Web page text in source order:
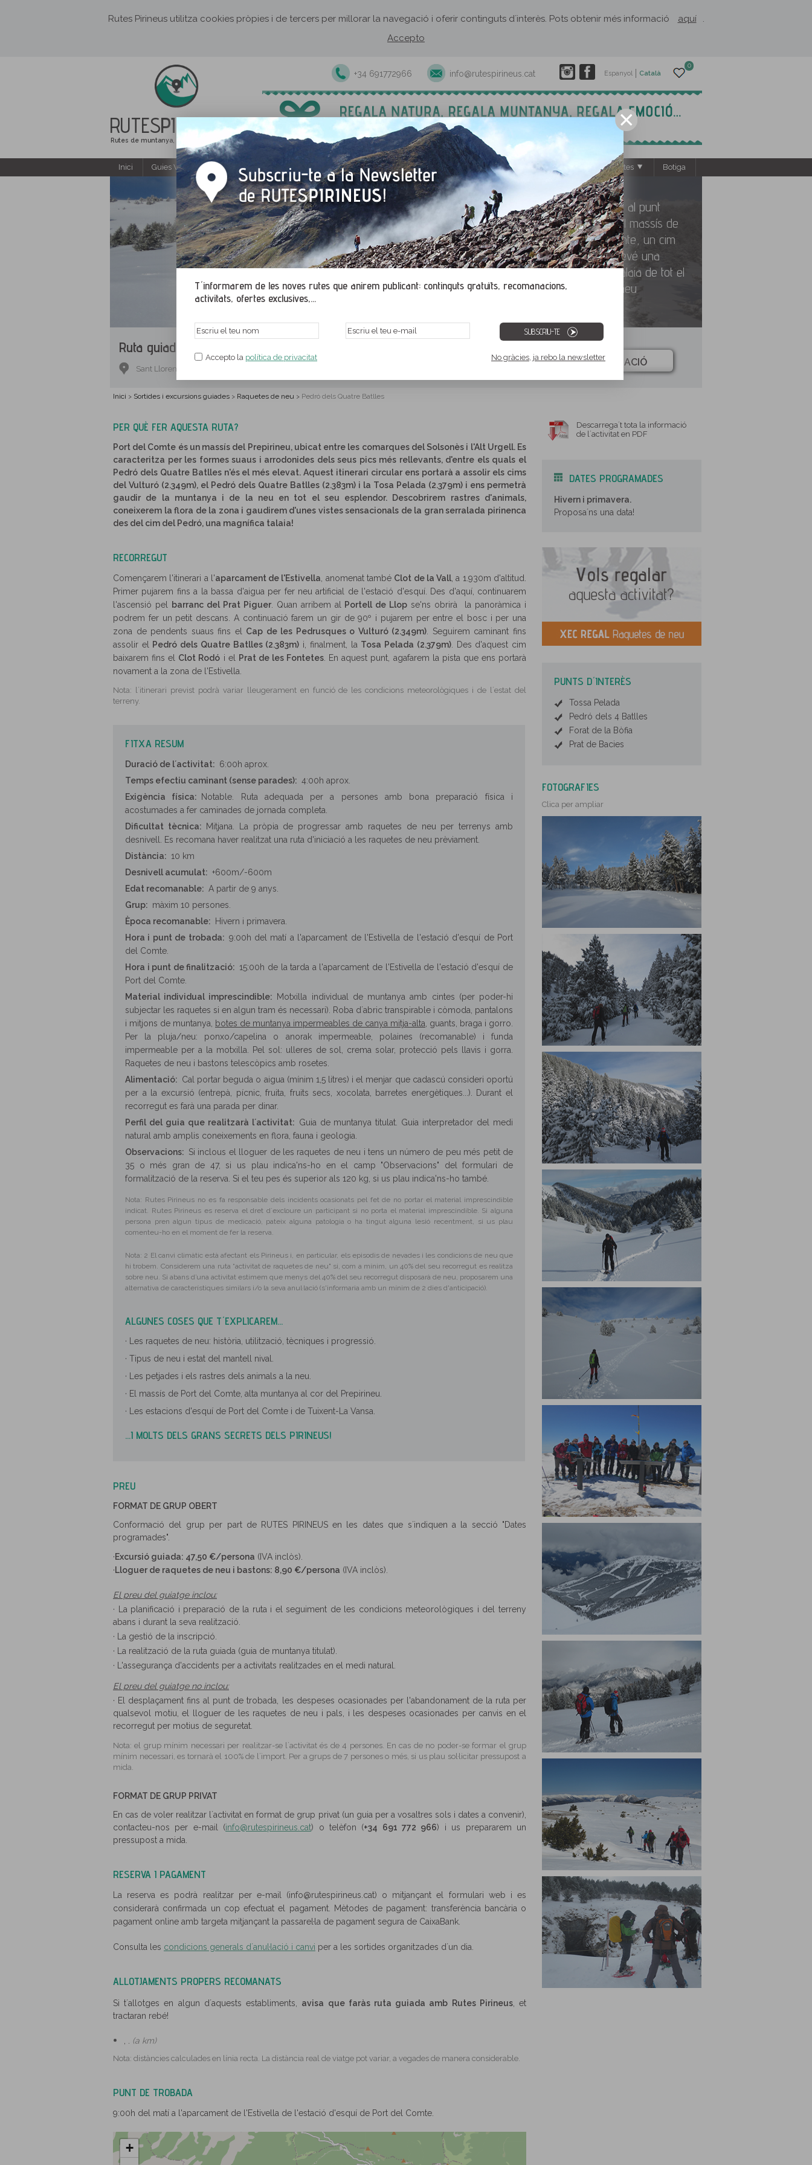
Rutes Pirineus utilitza cookies pròpies i de tercers per millorar la navegació i oferir continguts d´interès. Pots obtenir més informació aquí
.
Accepto
RUTESPIRINEUS
Rutes de muntanya, senderisme i excursions
0
Espanyol Català
+34 691772966 info@rutespirineus.cat
T´informarem de les noves rutes que anirem publicant: continguts gratuïts, recomanacions,
activitats, ofertes exclusives,...
SUBSCRIU-TE
Accepto la política de privacitat No gràcies, ja rebo la newsletter
Inici Guies Web i PDF gratuïtes Excursions i activitats guiades Rutes autoguiades Establiments El Rusc: projectes Botiga
Ascensió al punt
culminant del massí­s de
Port del Comte, un cim
que esdevé una
meravellosa talaia de tot el
Pirineu
Ruta guiada.
INFORMACIÓ
Sant Llorenç de Morunys, Solsonès, Lleida
Inici > Sortides i excursions guiades > Raquetes de neu > Pedró dels Quatre Batlles
PER QUÈ FER AQUESTA RUTA?
Port del Comte és un massí­s del Prepirineu, ubicat entre les comarques del Solsonès i l'Alt Urgell. Es
caracteritza per les formes suaus i arrodonides dels seus pics més rellevants, d'entre els quals el
Pedró dels Quatre Batlles n'és el més elevat. Aquest itinerari circular ens portarà a assolir els cims
del Vulturó (2.349m), el Pedró dels Quatre Batlles (2.383m) i la Tosa Pelada (2.379m) i ens permetrà
gaudir de la muntanya i de la neu en tot el seu esplendor. Descobrirem rastres d'animals,
coneixerem la flora de la zona i gaudirem d'unes vistes sensacionals de la gran serralada pirinenca
des del cim del Pedró, una magní­fica talaia!
RECORREGUT
Començarem l'itinerari a l'aparcament de l'Estivella , anomenat també Clot de la Vall , a 1.930m d'altitud.
Primer pujarem fins a la bassa d'aigua per fer neu artificial de l'estació d'esquí­. Des d'aquí­, continuarem
l'ascensió pel
barranc del Prat Piguer. Quan arribem al Portell de Llop se'ns obrirà la panoràmica i
podrem fer un petit descans. A continuació farem un gir de 90º i pujarem per entre el bosc i per una
zona de pendents suaus fins el Cap de les Pedrusques o Vulturó (2.349m) . Seguirem caminant fins
assolir el Pedró dels Quatre Batlles (2.383m) i, finalment, la Tosa Pelada (2.379m). Des d'aquest cim
baixarem fins el Clot Rodó i el Prat de les Fontetes . En aquest punt, agafarem la pista que ens portarà
novament a la zona de l'Estivella.
Nota: l´itinerari previst podrà variar lleugerament en funció de les condicions meteorològiques i de l´estat del
terreny.
FITXA RESUM
Duració de l´activitat: 6:00h aprox.
Temps efectiu caminant (sense parades): 4:00h aprox.
Exigència física:
Notable. Ruta adequada per a persones amb bona preparació fí­sica i
acostumades a fer caminades de jornada completa.
Dificultat tècnica:
Mitjana. La pròpia de progressar amb raquetes de neu per terrenys amb
desnivell. Es recomana haver realitzat una ruta d'iniciació a les raquetes de neu prèviament.
Distància: 10 km
Desnivell acumulat: +600m/-600m
Edat recomanable: A partir de 9 anys.
Grup: màxim 10 persones
Època recomanable:
Hivern i primavera.
Hora i punt de trobada: 9:00h del matí­ a l'aparcament de l'Estivella de l'estació d'esquí­ de Port
del Comte.
Hora i punt de finalització: 15:00h de la tarda a l'aparcament de l'Estivella de l'estació d'esquí­ de
Port del Comte.
Material individual imprescindible:
Motxilla individual de muntanya amb cintes (per poder-hi
subjectar les raquetes si en algun tram és necessari). Roba d´abric transpirable i còmoda, pantalons
i mitjons de muntanya,
botes de muntanya impermeables de canya mitja-alta , guants, braga i gorro.
Per la pluja/neu: ponxo/capelina o anorak impermeable, polaines (recomanable) i funda
impermeable per a la motxilla. Pel sol: ulleres de sol, crema solar, protecció pels llavis i gorra.
Raquetes de neu i bastons telescòpics amb rosetes.
Alimentació: Cal portar beguda o aigua (mínim 1,5 litres) i el menjar que cadascú consideri oportú
per a la excursió (entrepà, pí­cnic, fruita, fruits secs, xocolata, barretes energètiques...). Durant el
recorregut es farà una parada per dinar.
Perfil del guia que realitzarà l´activitat: Guia de muntanya titulat. Guia interpretador del medi
natural amb amplis coneixements en flora, fauna i geologia.
Observacions: Si inclous el lloguer de les raquetes de neu i tens un número de peu més petit de
35 o més gran de 47, si us plau indica'ns-ho en el camp "Observacions" del formulari de
formalització de la reserva. Si el teu pes és superior als 120 kg, si us plau indica'ns-ho també.
Nota: Rutes Pirineus no es fa responsable dels incidents ocasionats pel fet de no portar el material imprescindible
indicat. Rutes Pirineus es reserva el dret d´excloure un participant si no porta el material imprescindible. Si alguna
persona pren algun tipus de medicació, pateix alguna patologia o ha tingut alguna lesió recentment, si us plau
comenteu-ho en el moment de fer la reserva.
Nota: 2 El canvi climàtic està afectant els Pirineus i, en particular, els episodis de nevades i les condicions de neu que
hi trobem. Considerem una ruta “activitat de raquetes de neu" si, com a mínim, un 40% del seu recorregut es realitza
sobre neu. Si abans d’una activitat estimem que menys del 40% del seu recorregut disposarà de neu, proposarem una
alternativa de característiques similars i/o la seva anul·lació (s'informaria amb un mínim de 2 dies d'anticipació).
ALGUNES COSES QUE T´EXPLICAREM...
· Les raquetes de neu: història, utilització, tècniques i progressió.
· Tipus de neu i estat del mantell nival.
· Les petjades i els rastres dels animals a la neu.
· El massí­s de Port del Comte, alta muntanya al cor del Prepirineu.
· Les estacions d'esquí­ de Port del Comte i de Tuixent-La Vansa.
...I MOLTS DELS GRANS SECRETS DELS PIRINEUS!
PREU
FORMAT DE GRUP OBERT
Conformació del grup per part de RUTES PIRINEUS en les dates que s´indiquen a la secció "Dates
programades".
·Excursió guiada: 47,50 €/persona (IVA inclòs).
·Lloguer de raquetes de neu i bastons: 8,90 €/persona (IVA inclòs).
El preu del guiatge inclou:
· La planificació i preparació de la ruta i el seguiment de les condicions meteorològiques i del terreny
abans i durant la seva realització.
· La gestió de la inscripció.
· La realització de la ruta guiada (guia de muntanya titulat).
· L'assegurança d'accidents per a activitats realitzades en el medi natural.
El preu del guiatge no inclou:
· El desplaçament fins al punt de trobada, les despeses ocasionades per l'abandonament de la ruta per
qualsevol motiu, el lloguer de les raquetes de neu i pals, i les despeses ocasionades per canvis en el
recorregut per motius de seguretat.
Nota: el grup mínim necessari per realitzar-se l´activitat és de 4 persones. En cas de no poder-se formar el grup
mínim necessari, es tornarà el 100% de l´import. Per a grups de 7 persones o més, si us plau sol·licitar pressupost a
mida.
FORMAT DE GRUP PRIVAT
En cas de voler realitzar l´activitat en format de grup privat (un guia per a vosaltres sols i dates a convenir),
contacteu-nos per e-mail (info@rutespirineus.cat) o telèfon (+34 691 772 966) i us prepararem un
pressupost a mida.
RESERVA I PAGAMENT
La reserva es podrà realitzar per e-mail (info@rutespirineus.cat) o mitjançant el formulari web i es
considerarà confirmada un cop efectuat el pagament. Mètodes de pagament: transferència bancària o
pagament online amb targeta mitjançant la passarel·la de pagament segura de CaixaBank.
Consulta les condicions generals d´anul·lació i canvi per a les sortides organitzades d´un dia.
ALLOTJAMENTS PROPERS RECOMANATS
Si t´allotges en algun d´aquests establiments, avisa que faràs ruta guiada amb Rutes Pirineus, et
tractaran rebé!
(a km)
Nota: distàncies calculades en línia recta. La distància real de viatge pot variar, a vegades de manera considerable.
PUNT DE TROBADA
9:00h del matí­ a l'aparcament de l'Estivella de l'estació d'esquí­ de Port del Comte.
+
Descarrega´t tota la informació
de l´activitat en PDF
DATES PROGRAMADES
Hivern i primavera.
Proposa´ns una data!
PUNTS D´INTERÈS
Tossa Pelada
Pedró dels 4 Batlles
Forat de la Bòfia
Prat de Bacies
FOTOGRAFIES
Clica per ampliar